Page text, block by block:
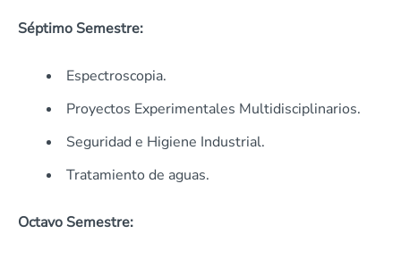
Séptimo Semestre:
Espectroscopia.
Proyectos Experimentales Multidisciplinarios.
Seguridad e Higiene Industrial.
Tratamiento de aguas.
Octavo Semestre: